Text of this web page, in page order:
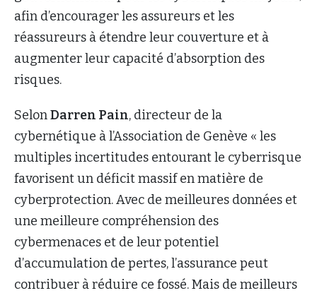
afin d’encourager les assureurs et les
réassureurs à étendre leur couverture et à
augmenter leur capacité d’absorption des
risques.
SelonDarren Pain, directeur de la
cybernétique à l’Association de Genève « les
multiples incertitudes entourant le cyberrisque
favorisent un déficit massif en matière de
cyberprotection. Avec de meilleures données et
une meilleure compréhension des
cybermenaces et de leur potentiel
d’accumulation de pertes, l’assurance peut
contribuer à réduire ce fossé. Mais de meilleurs